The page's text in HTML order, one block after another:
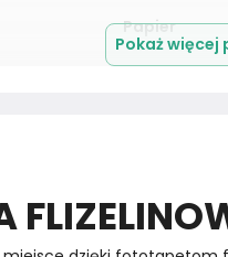
Papier
Pokaż